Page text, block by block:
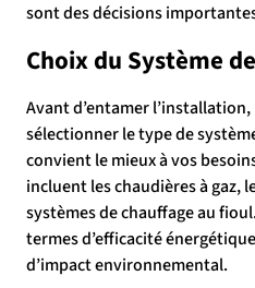
sont des décisions
Choix du Système
Avant d’entamer
sélectionner le type de
convient le mieux à vos
incluent les chaudières à gaz,
systèmes de chauffage au
termes d’efficacité
d’impact environnemental.